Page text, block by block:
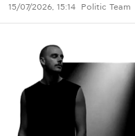
15/07/2026, 15:14 Politic Team